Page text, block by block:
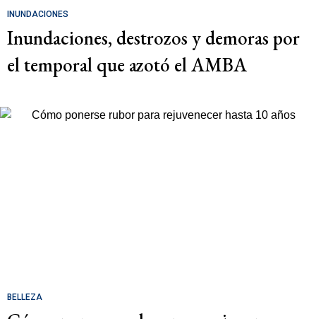
INUNDACIONES
Inundaciones, destrozos y demoras por
el temporal que azotó el AMBA
BELLEZA